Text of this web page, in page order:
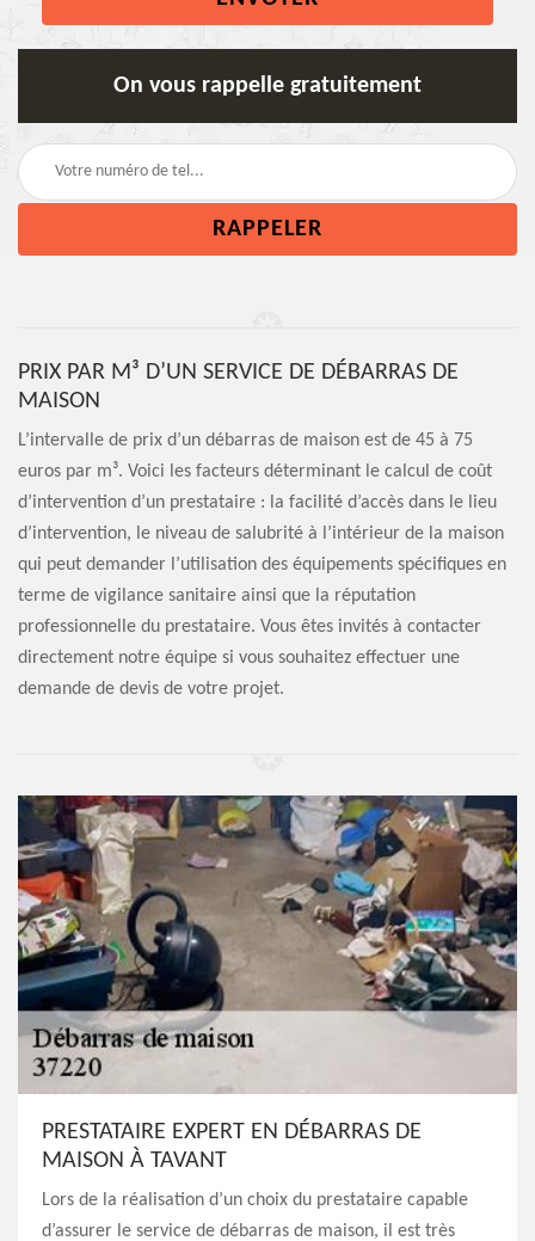
On vous rappelle gratuitement
PRIX PAR M³ D’UN SERVICE DE DÉBARRAS DE
MAISON
L’intervalle de prix d’un débarras de maison est de 45 à 75
euros par m³. Voici les facteurs déterminant le calcul de coût
d’intervention d’un prestataire : la facilité d’accès dans le lieu
d’intervention, le niveau de salubrité à l’intérieur de la maison
qui peut demander l’utilisation des équipements spécifiques en
terme de vigilance sanitaire ainsi que la réputation
professionnelle du prestataire. Vous êtes invités à contacter
directement notre équipe si vous souhaitez effectuer une
demande de devis de votre projet.
PRESTATAIRE EXPERT EN DÉBARRAS DE
MAISON À TAVANT
Lors de la réalisation d’un choix du prestataire capable
d’assurer le service de débarras de maison, il est très